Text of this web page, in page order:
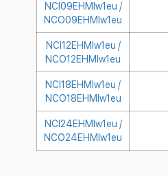
NCI09EHMIw1eu /
NCO09EHMIw1eu
NCI12EHMIw1eu /
NCO12EHMIw1eu
NCI18EHMIw1eu /
NCO18EHMIw1eu
NCI24EHMIw1eu /
NCO24EHMIw1eu